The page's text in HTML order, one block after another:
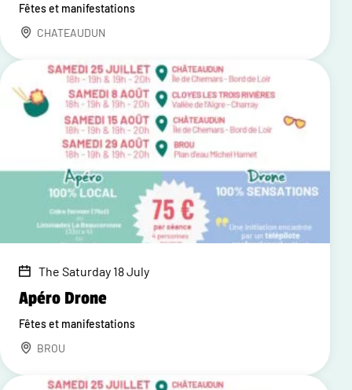
Fêtes et manifestations
CHATEAUDUN
The Saturday 18 July
Apéro Drone
Fêtes et manifestations
BROU